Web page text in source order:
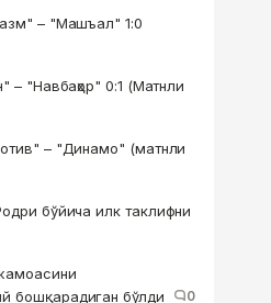
– "Машъал" 1:0
– "Навбаҳор" 0:1 (Матнли
– "Динамо" (матнли
бўйича илк таклифни
бошқарадиган бўлди
0